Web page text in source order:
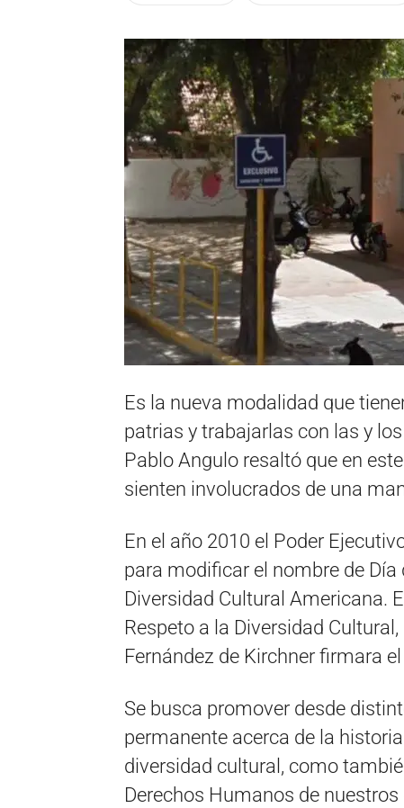
Es la nueva modalidad que
patrias y trabajarlas con las y
Pablo Angulo resaltó que en
sienten involucrados de una
En el año 2010 el Poder
para modificar el nombre de Día
Diversidad Cultural Americana.
Respeto a la Diversidad
Fernández de Kirchner firmara
Se busca promover desde
permanente acerca de la
diversidad cultural, como
Derechos Humanos de